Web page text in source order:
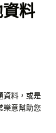
料
資料，或是
樂意幫助您